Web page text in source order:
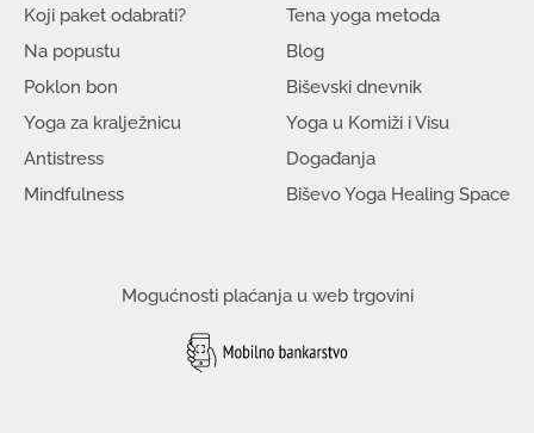
Koji paket odabrati?
Na popustu
Poklon bon
Yoga za kralježnicu
Antistress
Mindfulness
Tena yoga metoda
Blog
Biševski dnevnik
Yoga u Komiži i Visu
Događanja
Biševo Yoga Healing Space
Mogućnosti plaćanja u web trgovini